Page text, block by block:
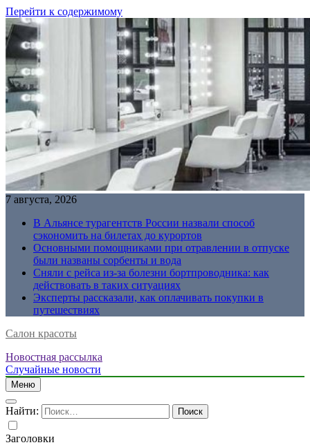
Перейти к содержимому
7 августа, 2026
В Альянсе турагентств России назвали способ
сэкономить на билетах до курортов
Основными помощниками при отравлении в отпуске
были названы сорбенты и вода
Сняли с рейса из-за болезни бортпроводника: как
действовать в таких ситуациях
Эксперты рассказали, как оплачивать покупки в
путешествиях
Салон красоты
Новостная рассылка
Случайные новости
Меню
Найти:
Заголовки